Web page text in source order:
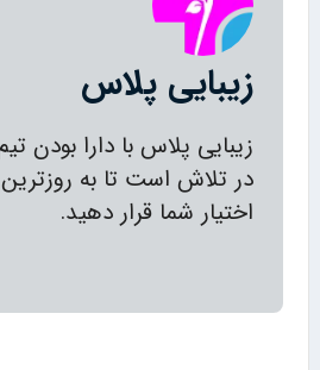
زیبایی پلاس
زیبایی پلاس با دارا بودن
در تلاش است تا به روزترین
اختیار شما قرار دهید.